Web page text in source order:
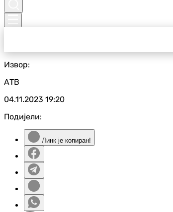
Извор:
АТВ
04.11.2023 19:20
Подијели:
Линк је копиран!